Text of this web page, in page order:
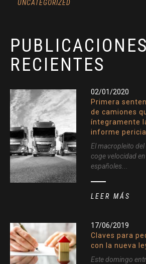
UNCATEGORIZED
PUBLICACIONES
RECIENTES
02/01/2020
Primera
de camiones
íntegramente
informe pericial
El macropleito
coge velocidad
españoles...
LEER MÁS
17/06/2019
Claves para
con la nueva
Este domingo